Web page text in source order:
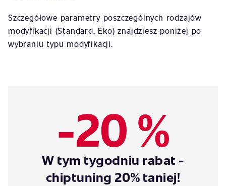
Szczegółowe parametry poszczególnych rodzajów
modyfikacji (Standard, Eko) znajdziesz poniżej po
wybraniu typu modyfikacji.
-20 %
W tym tygodniu rabat -
chiptuning 20% taniej!